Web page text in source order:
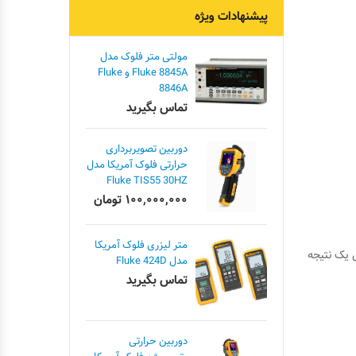
یک نتیجه
پیشنهادات ویژه
مولتی متر فلوک مدل
Fluke 8845A و Fluke
8846A
تماس بگیرید
دوربین تصویربرداری
حرارتی فلوک آمریکا مدل
Fluke TIS55 30HZ
۱۰۰,۰۰۰,۰۰۰ تومان
متر لیزری فلوک آمریکا
مدل Fluke 424D
تماس بگیرید
دوربین حرارتی